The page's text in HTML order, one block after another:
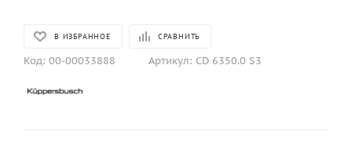
В ИЗБРАННОЕ СРАВНИТЬ
Код: 00-00033888 Артикул: CD 6350.0 S3